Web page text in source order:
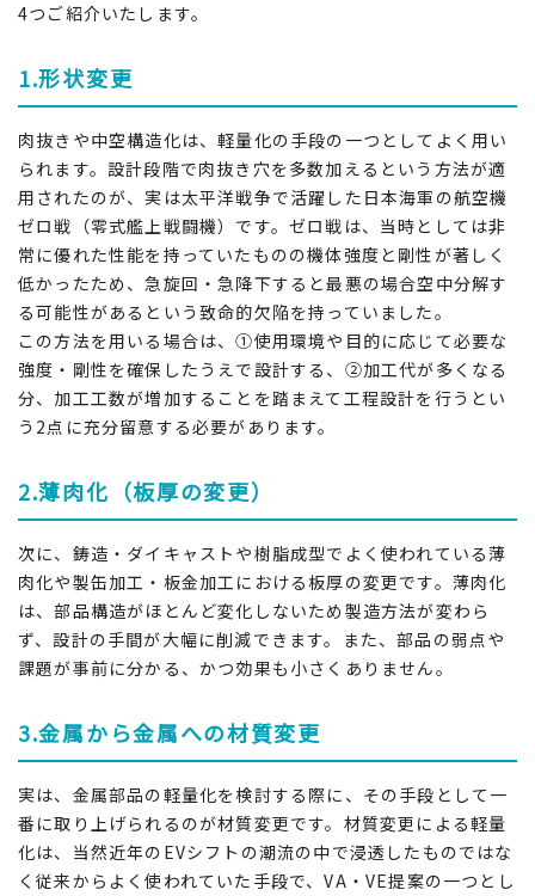
4つご紹介いたします。
1.形状変更
肉抜きや中空構造化は、軽量化の手段の一つとしてよく用い
られます。設計段階で肉抜き穴を多数加えるという方法が適
用されたのが、実は太平洋戦争で活躍した日本海軍の航空機
ゼロ戦（零式艦上戦闘機）です。ゼロ戦は、当時としては非
常に優れた性能を持っていたものの機体強度と剛性が著しく
低かったため、急旋回・急降下すると最悪の場合空中分解す
る可能性があるという致命的欠陥を持っていました。
この方法を用いる場合は、①使用環境や目的に応じて必要な
強度・剛性を確保したうえで設計する、②加工代が多くなる
分、加工工数が増加することを踏まえて工程設計を行うとい
う2点に充分留意する必要があります。
2.薄肉化（板厚の変更）
次に、鋳造・ダイキャストや樹脂成型でよく使われている薄
肉化や製缶加工・板金加工における板厚の変更です。薄肉化
は、部品構造がほとんど変化しないため製造方法が変わら
ず、設計の手間が大幅に削減できます。また、部品の弱点や
課題が事前に分かる、かつ効果も小さくありません。
3.金属から金属への材質変更
実は、金属部品の軽量化を検討する際に、その手段として一
番に取り上げられるのが材質変更です。材質変更による軽量
化は、当然近年のEVシフトの潮流の中で浸透したものではな
く従来からよく使われていた手段で、VA・VE提案の一つとし